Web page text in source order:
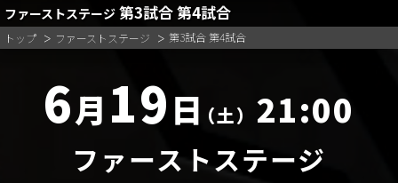
ファーストステージ
セミファイナルステージ
ファイナルステージ
APINA VRAMeS
UCCHIE
NIKE.
GAME PANIC
54GAYA
NORI
SUPER NOVA Tohoku ROUND1 レジャーランド
ファーストステージ 第3試合 第4試合
トップ ファーストステージ 第3試合 第4試合
6月 19日 （土） 21:00
ファーストステージ